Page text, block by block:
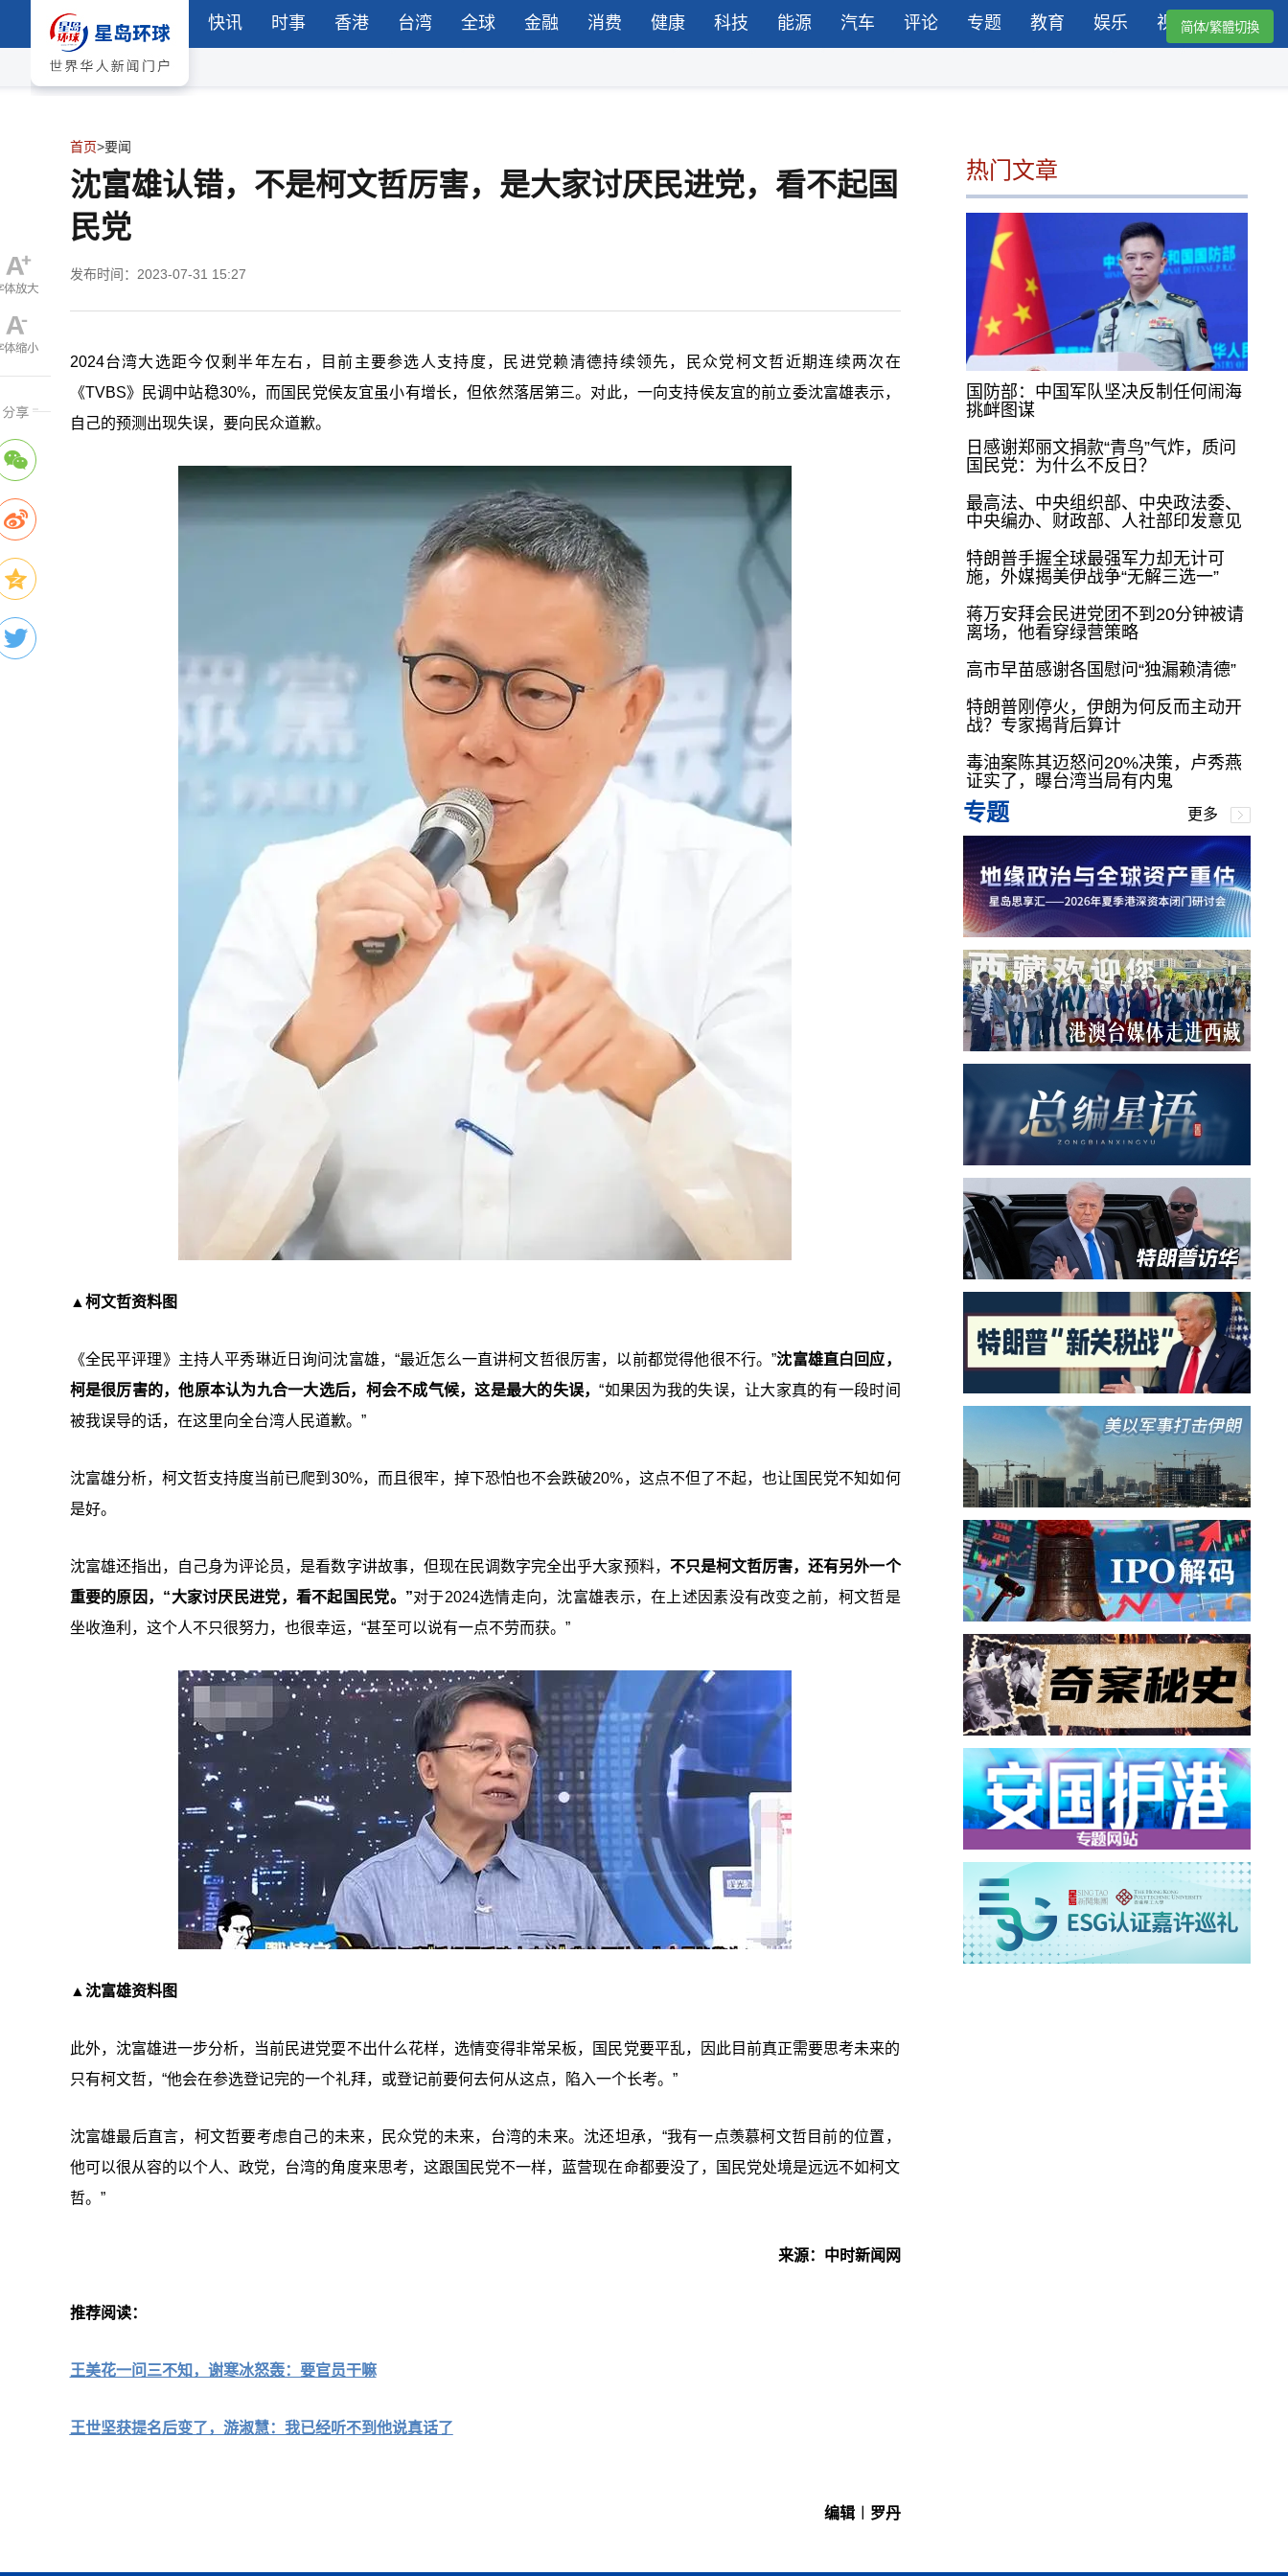
快讯 时事 香港 台湾 全球 金融 消费 健康 科技 能源 汽车 评论 专题 教育 娱乐 视频简体/繁體切換
首页>要闻
沈富雄认错，不是柯文哲厉害，是大家讨厌民进党，看不起国
民党
发布时间：2023-07-31 15:27
2024台湾大选距今仅剩半年左右，目前主要参选人支持度，民进党赖清德持续领先，民众党柯文哲近期连续两次在
《TVBS》民调中站稳30%，而国民党侯友宜虽小有增长，但依然落居第三。对此，一向支持侯友宜的前立委沈富雄表示，
自己的预测出现失误，要向民众道歉。
▲柯文哲资料图
《全民平评理》主持人平秀琳近日询问沈富雄，“最近怎么一直讲柯文哲很厉害，以前都觉得他很不行。”沈富雄直白回应，
柯是很厉害的，他原本认为九合一大选后，柯会不成气候，这是最大的失误，“如果因为我的失误，让大家真的有一段时间
被我误导的话，在这里向全台湾人民道歉。”
沈富雄分析，柯文哲支持度当前已爬到30%，而且很牢，掉下恐怕也不会跌破20%，这点不但了不起，也让国民党不知如何
是好。
沈富雄还指出，自己身为评论员，是看数字讲故事，但现在民调数字完全出乎大家预料， 不只是柯文哲厉害，还有另外一个
重要的原因，“大家讨厌民进党，看不起国民党。”对于2024选情走向，沈富雄表示，在上述因素没有改变之前，柯文哲是
坐收渔利，这个人不只很努力，也很幸运，“甚至可以说有一点不劳而获。”
▲沈富雄资料图
此外，沈富雄进一步分析，当前民进党耍不出什么花样，选情变得非常呆板，国民党要平乱，因此目前真正需要思考未来的
只有柯文哲，“他会在参选登记完的一个礼拜，或登记前要何去何从这点，陷入一个长考。”
沈富雄最后直言，柯文哲要考虑自己的未来，民众党的未来，台湾的未来。沈还坦承，“我有一点羡慕柯文哲目前的位置，
他可以很从容的以个人、政党，台湾的角度来思考，这跟国民党不一样，蓝营现在命都要没了，国民党处境是远远不如柯文
哲。”
来源：中时新闻网
推荐阅读：
王美花一问三不知，谢寒冰怒轰：要官员干嘛
王世坚获提名后变了，游淑慧：我已经听不到他说真话了
编辑︱罗丹
热门文章
国防部：中国军队坚决反制任何闹海
挑衅图谋
日感谢郑丽文捐款“青鸟”气炸，质问
国民党：为什么不反日？
最高法、中央组织部、中央政法委、
中央编办、财政部、人社部印发意见
特朗普手握全球最强军力却无计可
施，外媒揭美伊战争“无解三选一”
蒋万安拜会民进党团不到20分钟被请
离场，他看穿绿营策略
高市早苗感谢各国慰问“独漏赖清德”
特朗普刚停火，伊朗为何反而主动开
战？专家揭背后算计
毒油案陈其迈怒问20%决策，卢秀燕
证实了，曝台湾当局有内鬼
专题 更多